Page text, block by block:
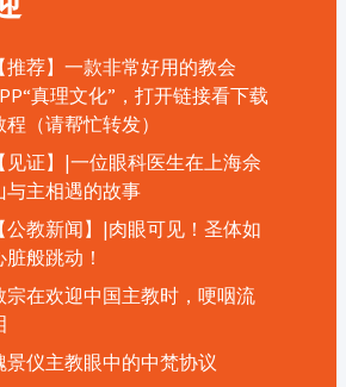
【推荐】一款非常好用的教会
真理文化”，打开链接看下载
程（请帮忙转发）
【见证】|一位眼科医生在上海佘
与主相遇的故事
【公教新闻】|肉眼可见！圣体如
脏般跳动！
宗在欢迎中国主教时，哽咽流
景仪主教眼中的中梵协议